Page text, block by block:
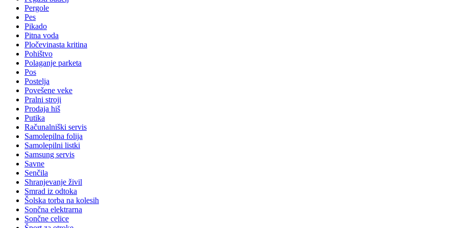
Pergole
Pes
Pikado
Pitna voda
Pločevinasta kritina
Pohištvo
Polaganje parketa
Pos
Postelja
Povešene veke
Pralni stroji
Prodaja hiš
Putika
Računalniški servis
Samolepilna folija
Samolepilni listki
Samsung servis
Savne
Senčila
Shranjevanje živil
Smrad iz odtoka
Šolska torba na kolesih
Sončna elektrarna
Sončne celice